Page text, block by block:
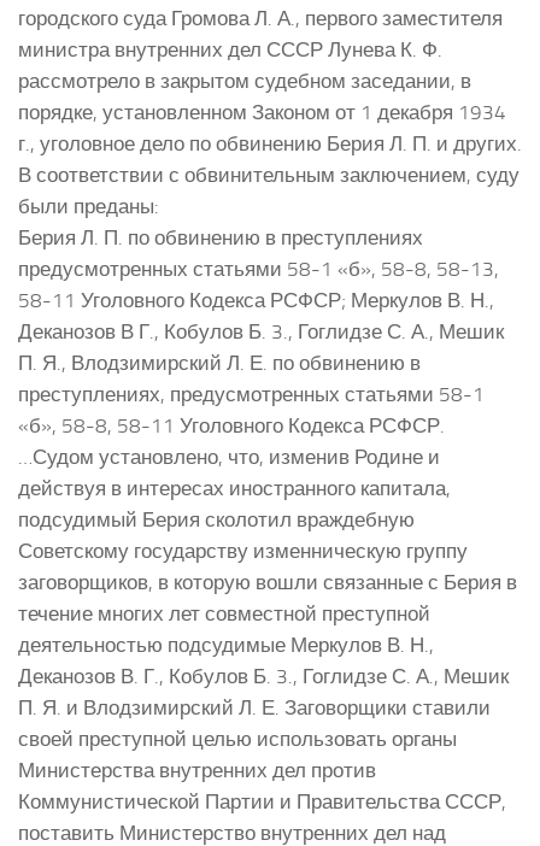
городского суда Громова Л. А., первого заместителя
министра внутренних дел СССР Лунева К. Ф.
рассмотрело в закрытом судебном заседании, в
порядке, установленном Законом от 1 декабря 1934
г., уголовное дело по обвинению Берия Л. П. и других.
В соответствии с обвинительным заключением, суду
были преданы:
Берия Л. П. по обвинению в преступлениях
предусмотренных статьями 58-1 «б», 58-8, 58-13,
58-11 Уголовного Кодекса РСФСР; Меркулов В. Н.,
Деканозов В Г., Кобулов Б. 3., Гоглидзе С. А., Мешик
П. Я., Влодзимирский Л. Е. по обвинению в
преступлениях, предусмотренных статьями 58-1
«б», 58-8, 58-11 Уголовного Кодекса РСФСР.
…Судом установлено, что, изменив Родине и
действуя в интересах иностранного капитала,
подсудимый Берия сколотил враждебную
Советскому государству изменническую группу
заговорщиков, в которую вошли связанные с Берия в
течение многих лет совместной преступной
деятельностью подсудимые Меркулов В. Н.,
Деканозов В. Г., Кобулов Б. 3., Гоглидзе С. А., Мешик
П. Я. и Влодзимирский Л. Е. Заговорщики ставили
своей преступной целью использовать органы
Министерства внутренних дел против
Коммунистической Партии и Правительства СССР,
поставить Министерство внутренних дел над